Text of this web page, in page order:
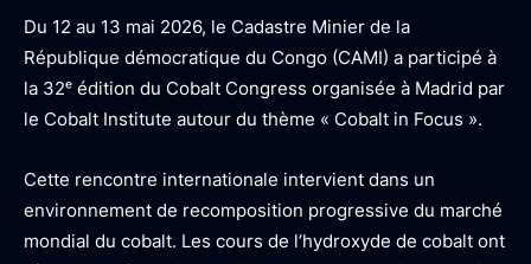
Du 12 au 13 mai 2026, le Cadastre Minier de la
République démocratique du Congo (CAMI) a participé à
la 32ᵉ édition du Cobalt Congress organisée à Madrid par
le Cobalt Institute autour du thème « Cobalt in Focus ».
Cette rencontre internationale intervient dans un
environnement de recomposition progressive du marché
mondial du cobalt. Les cours de l’hydroxyde de cobalt ont